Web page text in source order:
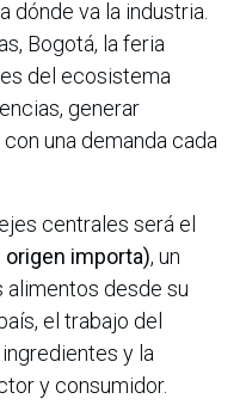
dónde va la industria.
Bogotá, la feria
del ecosistema
generar
una demanda cada
centrales será el
origen importa), un
alimentos desde su
el trabajo del
y la
y consumidor.